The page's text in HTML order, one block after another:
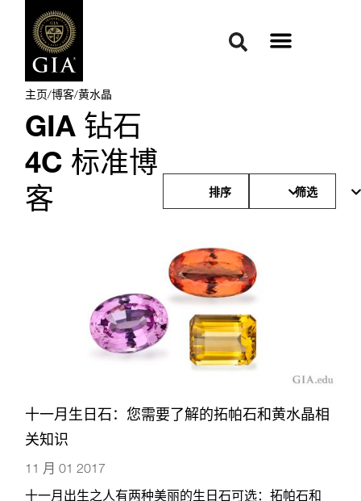
主页/博客/黄水晶
GIA 钻石
4C 标准博
客
排序 筛选
十一月生日石：您需要了解的拓帕石和黄水晶相
关知识
11 月 01 2017
十一月出生之人有两种美丽的生日石可选：拓帕石和